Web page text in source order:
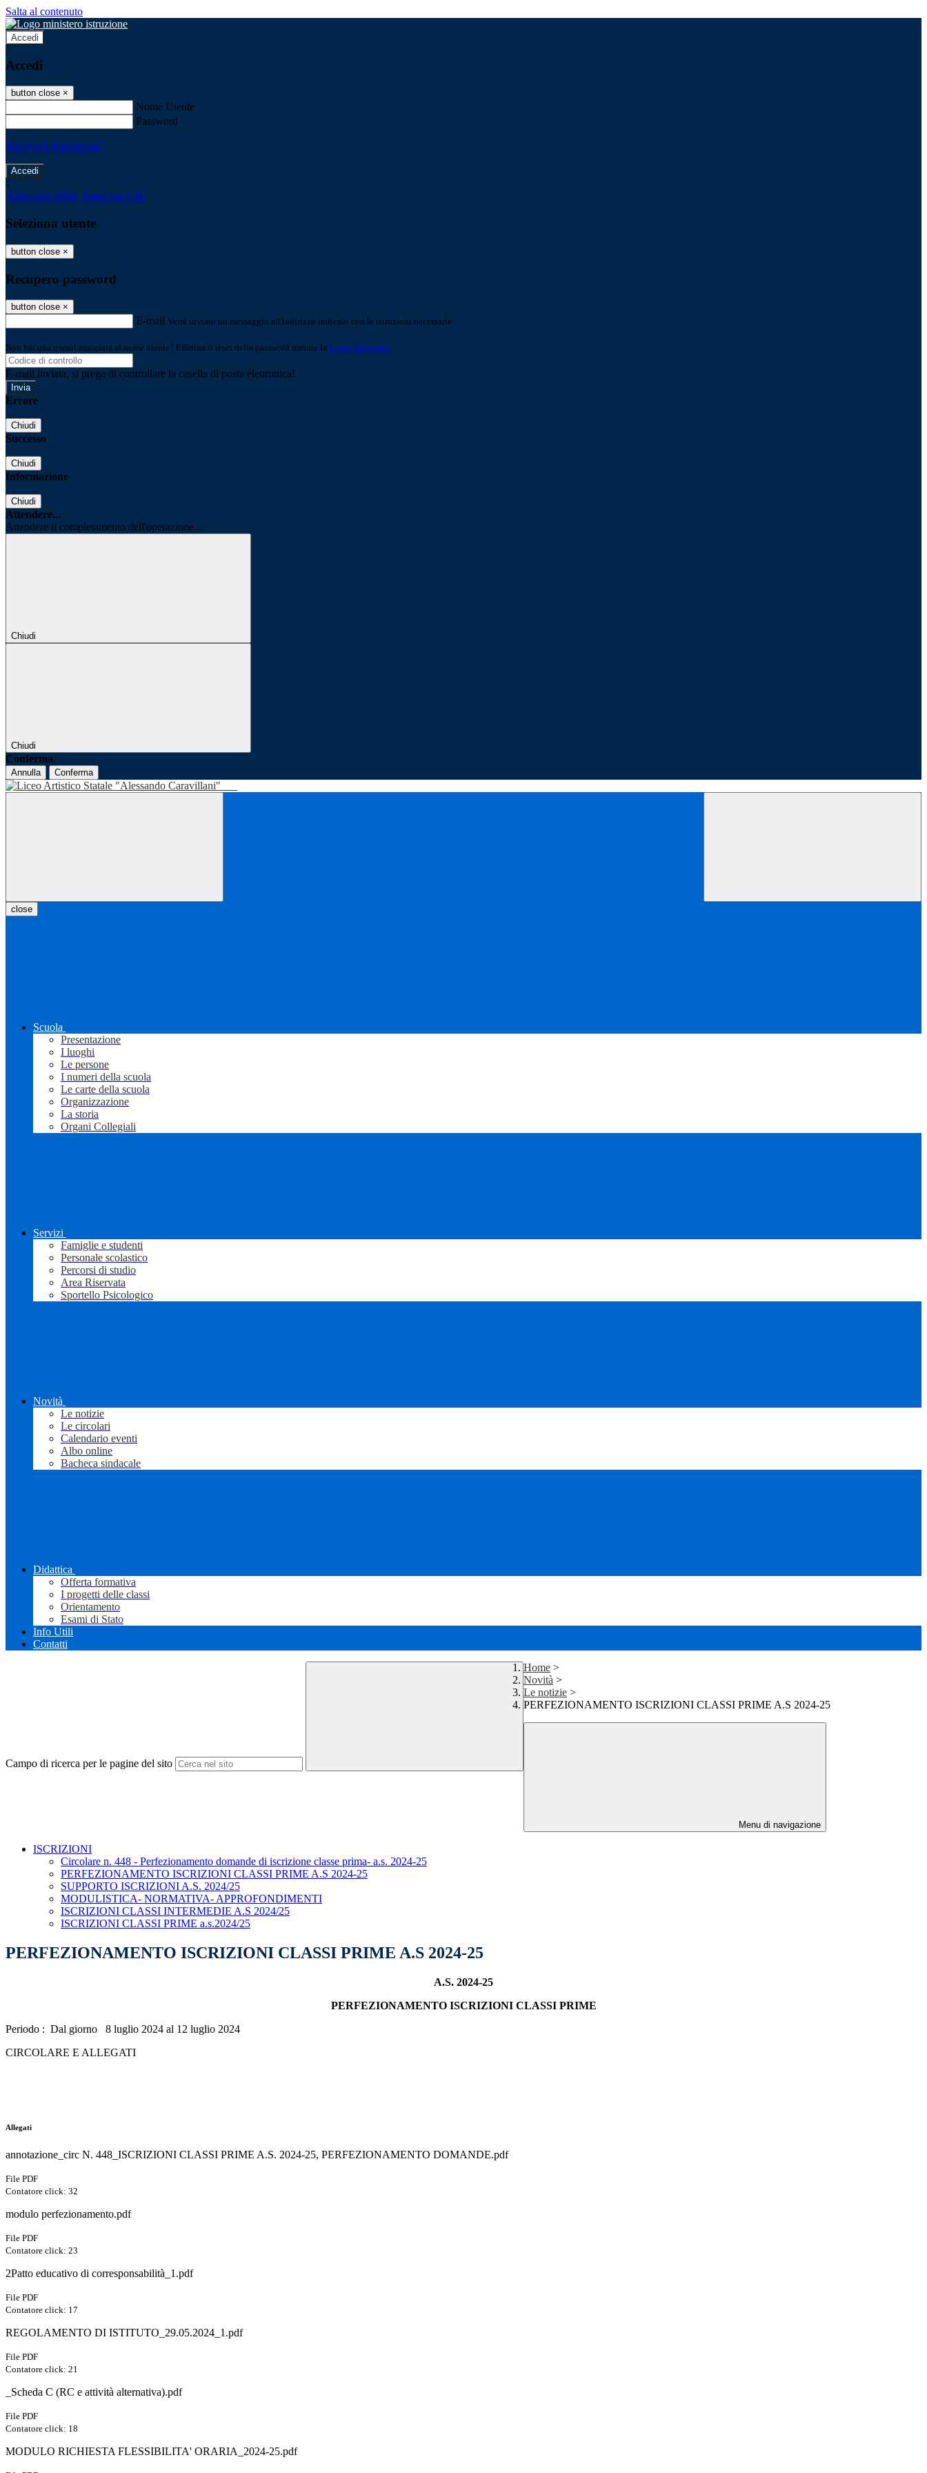
Salta al contenuto
Accedi
Accedi
button close ×
Nome Utente
Password
Password dimenticata?
-
Entra con SPID Entra con CIE
Seleziona utente
button close ×
Recupero password
button close ×
E-mail Verrà inviato un messaggio all'indirizzo indicato con le istruzioni necessarie.
Non hai una e-mail associata al nome utente? Effettua il reset della password tramite la Login Spaggiari
E-mail inviata, si prega di controllare la casella di posta elettronica!
Errore
Chiudi
Successo
Chiudi
Informazione
Chiudi
Attendere...
Attendere il completamento dell'operazione...
Chiudi
Chiudi
Conferma
Annulla Conferma
close
Scuola
Presentazione
I luoghi
Le persone
I numeri della scuola
Le carte della scuola
Organizzazione
La storia
Organi Collegiali
Servizi
Famiglie e studenti
Personale scolastico
Percorsi di studio
Area Riservata
Sportello Psicologico
Novità
Le notizie
Le circolari
Calendario eventi
Albo online
Bacheca sindacale
Didattica
Offerta formativa
I progetti delle classi
Orientamento
Esami di Stato
Info Utili
Contatti
Campo di ricerca per le pagine del sito
Home >
Novità >
Le notizie >
PERFEZIONAMENTO ISCRIZIONI CLASSI PRIME A.S 2024-25
Menu di navigazione
ISCRIZIONI
Circolare n. 448 - Perfezionamento domande di iscrizione classe prima- a.s. 2024-25
PERFEZIONAMENTO ISCRIZIONI CLASSI PRIME A.S 2024-25
SUPPORTO ISCRIZIONI A.S. 2024/25
MODULISTICA- NORMATIVA- APPROFONDIMENTI
ISCRIZIONI CLASSI INTERMEDIE A.S 2024/25
ISCRIZIONI CLASSI PRIME a.s.2024/25
PERFEZIONAMENTO ISCRIZIONI CLASSI PRIME A.S 2024-25
A.S. 2024-25
PERFEZIONAMENTO ISCRIZIONI CLASSI PRIME
Periodo : Dal giorno 8 luglio 2024 al 12 luglio 2024
CIRCOLARE E ALLEGATI
Allegati
annotazione_circ N. 448_ISCRIZIONI CLASSI PRIME A.S. 2024-25, PERFEZIONAMENTO DOMANDE.pdf
File PDF
Contatore click: 32
modulo perfezionamento.pdf
File PDF
Contatore click: 23
2Patto educativo di corresponsabilità_1.pdf
File PDF
Contatore click: 17
REGOLAMENTO DI ISTITUTO_29.05.2024_1.pdf
File PDF
Contatore click: 21
_Scheda C (RC e attività alternativa).pdf
File PDF
Contatore click: 18
MODULO RICHIESTA FLESSIBILITA' ORARIA_2024-25.pdf